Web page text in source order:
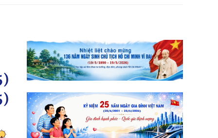
Kế hoạch hành động 100 ngày tập trung xử
lý các điểm nghẽn về chuyển đổi số trong
các cơ quan Đảng
Đối thoại ICWA – VASS lần thứ 6: Thúc đẩy
quan hệ Đối tác Chiến lược Toàn diện tăng
cường Việt Nam